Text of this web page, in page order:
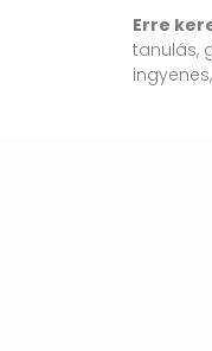
Erre
tanulás,